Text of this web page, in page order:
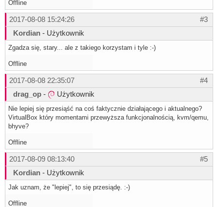
Offline
#3
2017-08-08 15:24:26
Kordian - Użytkownik
Zgadza się, stary... ale z takiego korzystam i tyle :-)
Offline
#4
2017-08-08 22:35:07
drag_op - Użytkownik
Nie lepiej się przesiąść na coś faktycznie działającego i aktualnego?
VirtualBox który momentami przewyższa funkcjonalnością, kvm/qemu,
bhyve?
Offline
#5
2017-08-09 08:13:40
Kordian - Użytkownik
Jak uznam, że "lepiej", to się przesiądę. :-)
Offline